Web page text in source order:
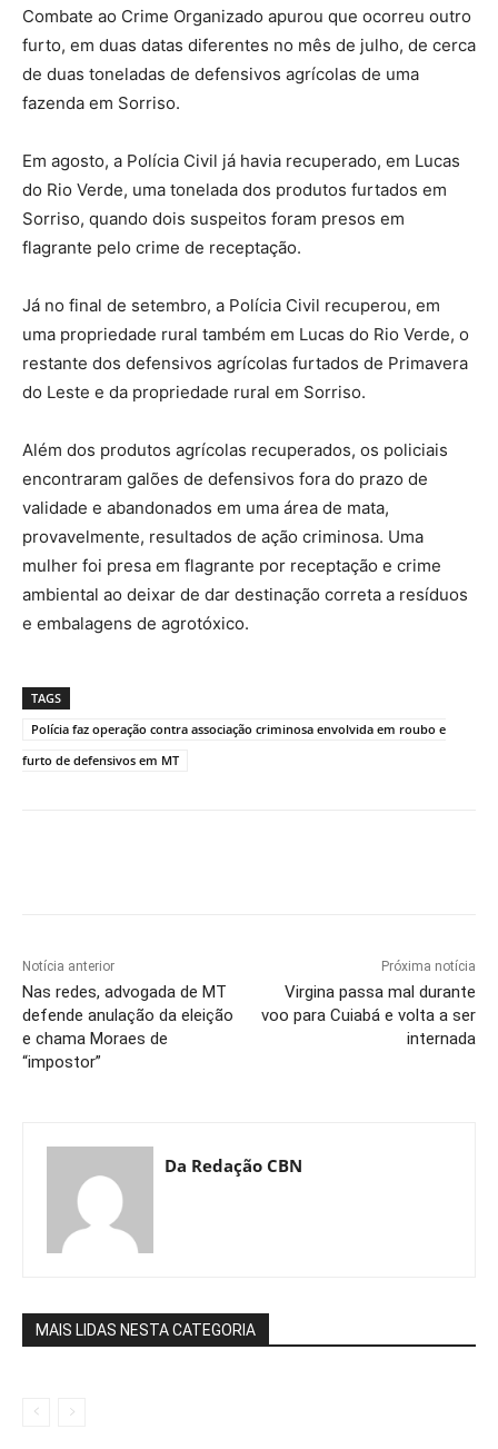
Combate ao Crime Organizado apurou que ocorreu outro
furto, em duas datas diferentes no mês de julho, de cerca
de duas toneladas de defensivos agrícolas de uma
fazenda em Sorriso.
Em agosto, a Polícia Civil já havia recuperado, em Lucas
do Rio Verde, uma tonelada dos produtos furtados em
Sorriso, quando dois suspeitos foram presos em
flagrante pelo crime de receptação.
Já no final de setembro, a Polícia Civil recuperou, em
uma propriedade rural também em Lucas do Rio Verde, o
restante dos defensivos agrícolas furtados de Primavera
do Leste e da propriedade rural em Sorriso.
Além dos produtos agrícolas recuperados, os policiais
encontraram galões de defensivos fora do prazo de
validade e abandonados em uma área de mata,
provavelmente, resultados de ação criminosa. Uma
mulher foi presa em flagrante por receptação e crime
ambiental ao deixar de dar destinação correta a resíduos
e embalagens de agrotóxico.
TAGS
Polícia faz operação contra associação criminosa envolvida em roubo e
furto de defensivos em MT
Notícia anterior
Nas redes, advogada de MT
defende anulação da eleição
e chama Moraes de
“impostor”
Próxima notícia
Virgina passa mal durante
voo para Cuiabá e volta a ser
internada
Da Redação CBN
MAIS LIDAS NESTA CATEGORIA